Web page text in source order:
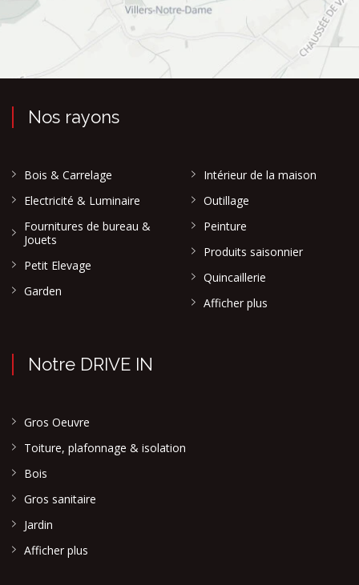
Nos rayons
Bois & Carrelage
Electricité & Luminaire
Fournitures de bureau &
Jouets
Petit Elevage
Garden
Intérieur de la maison
Outillage
Peinture
Produits saisonnier
Quincaillerie
Afficher plus
Notre DRIVE IN
Gros Oeuvre
Toiture, plafonnage & isolation
Bois
Gros sanitaire
Jardin
Afficher plus